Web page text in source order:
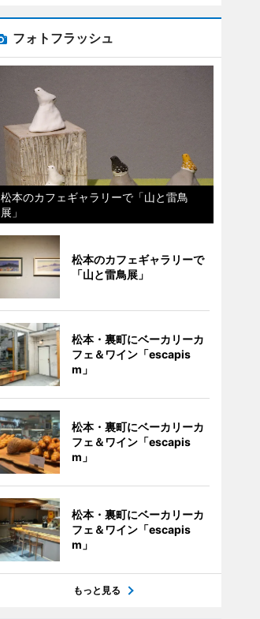
フォトフラッシュ
松本のカフェギャラリーで「山と雷鳥
展」
松本のカフェギャラリーで
「山と雷鳥展」
松本・裏町にベーカリーカ
フェ＆ワイン「escapis
m」
松本・裏町にベーカリーカ
フェ＆ワイン「escapis
m」
松本・裏町にベーカリーカ
フェ＆ワイン「escapis
m」
もっと見る